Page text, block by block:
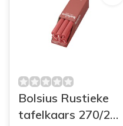
Bolsius Rustieke
tafelkaars 270/23